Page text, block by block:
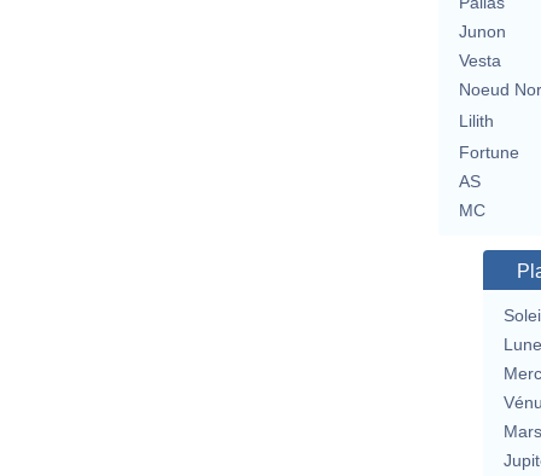
Junon
Vesta
Noeud
Lilith
Fortune
AS
MC
Lune
Mars